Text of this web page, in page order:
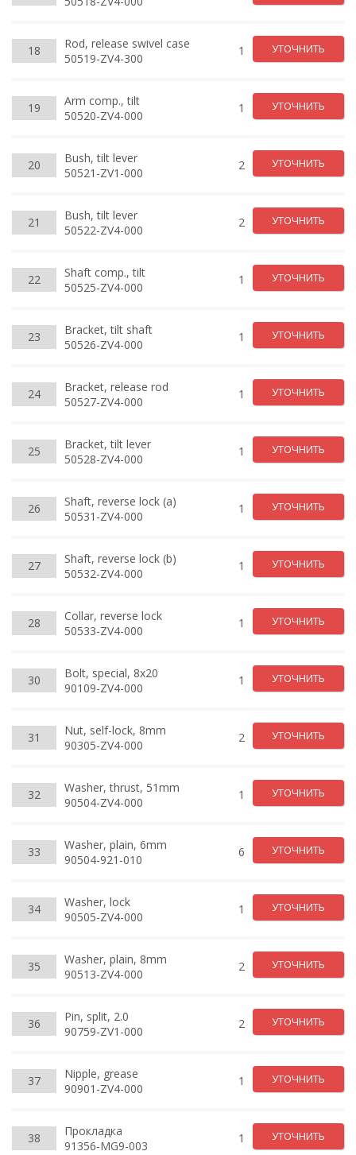
18
Rod, release swivel case
50519-ZV4-300
1 УТОЧНИТЬ
19
Arm comp., tilt
50520-ZV4-000
1 УТОЧНИТЬ
20
Bush, tilt lever
50521-ZV1-000
2 УТОЧНИТЬ
21
Bush, tilt lever
50522-ZV4-000
2 УТОЧНИТЬ
22
Shaft comp., tilt
50525-ZV4-000
1 УТОЧНИТЬ
23
Bracket, tilt shaft
50526-ZV4-000
1 УТОЧНИТЬ
24
Bracket, release rod
50527-ZV4-000
1 УТОЧНИТЬ
25
Bracket, tilt lever
50528-ZV4-000
1 УТОЧНИТЬ
26
Shaft, reverse lock (a)
50531-ZV4-000
1 УТОЧНИТЬ
27
Shaft, reverse lock (b)
50532-ZV4-000
1 УТОЧНИТЬ
28
Collar, reverse lock
50533-ZV4-000
1 УТОЧНИТЬ
30
Bolt, special, 8x20
90109-ZV4-000
1 УТОЧНИТЬ
31
Nut, self-lock, 8mm
90305-ZV4-000
2 УТОЧНИТЬ
32
Washer, thrust, 51mm
90504-ZV4-000
1 УТОЧНИТЬ
33
Washer, plain, 6mm
90504-921-010
6 УТОЧНИТЬ
34
Washer, lock
90505-ZV4-000
1 УТОЧНИТЬ
35
Washer, plain, 8mm
90513-ZV4-000
2 УТОЧНИТЬ
36
Pin, split, 2.0
90759-ZV1-000
2 УТОЧНИТЬ
37
Nipple, grease
90901-ZV4-000
1 УТОЧНИТЬ
38
Прокладка
91356-MG9-003
1 УТОЧНИТЬ